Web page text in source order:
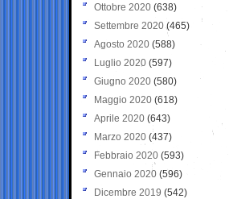
Ottobre 2020 (638)
Settembre 2020(465)
Agosto 2020 (588)
Luglio 2020 (597)
Giugno 2020 (580)
Maggio 2020 (618)
Aprile 2020 (643)
Marzo 2020 (437)
Febbraio 2020 (593)
Gennaio 2020 (596)
Dicembre 2019 (542)